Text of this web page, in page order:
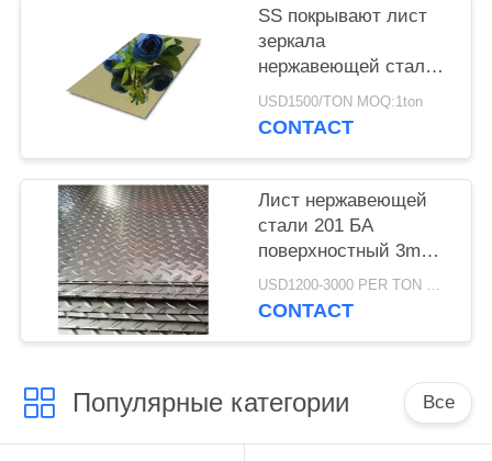
SS покрывают лист
зеркала
нержавеющей стали
Inox 304 черноты 201
золота для
USD1500/TON MOQ:1ton
CONTACT
Лист нержавеющей
стали 201 БА
поверхностный 3mm
выбитый
USD1200-3000 PER TON MOQ:1Ton
CONTACT
Популярные категории Все